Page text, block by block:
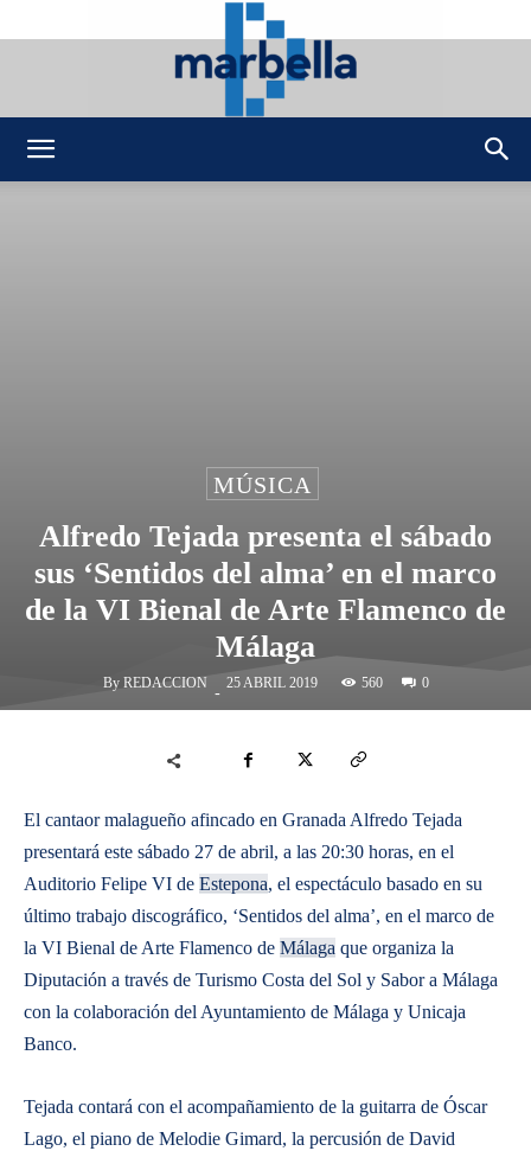
MÚSICA
Alfredo Tejada presenta el sábado
sus ‘Sentidos del alma’ en el marco
de la VI Bienal de Arte Flamenco de
Málaga
By REDACCION - 25 ABRIL 2019 560 0
El cantaor malagueño afincado en Granada Alfredo Tejada
presentará este sábado 27 de abril, a las 20:30 horas, en el
Auditorio Felipe VI de Estepona, el espectáculo basado en su
último trabajo discográfico, ‘Sentidos del alma’, en el marco de
la VI Bienal de Arte Flamenco de Málaga que organiza la
Diputación a través de Turismo Costa del Sol y Sabor a Málaga
con la colaboración del Ayuntamiento de Málaga y Unicaja
Banco.
Tejada contará con el acompañamiento de la guitarra de Óscar
Lago, el piano de Melodie Gimard, la percusión de David